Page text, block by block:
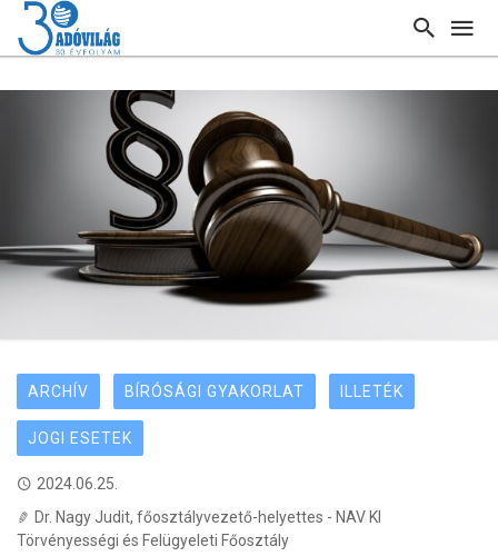
ARCHÍV BÍRÓSÁGI GYAKORLAT ILLETÉK
JOGI ESETEK
2024.06.25.
Dr. Nagy Judit, főosztályvezető-helyettes - NAV KI
Törvényességi és Felügyeleti Főosztály